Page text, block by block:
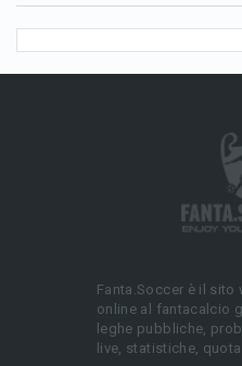
Fanta.Soccer è il sito
online al fantacalcio
leghe pubbliche,
live, statistiche,